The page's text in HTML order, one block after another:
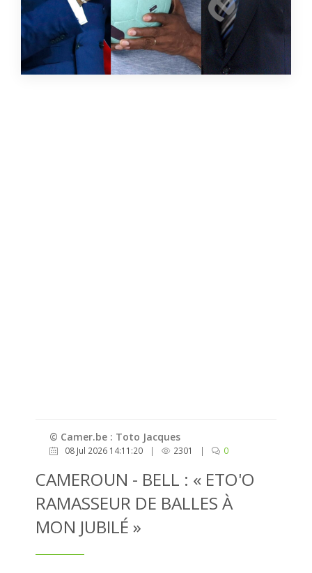
© Camer.be : Toto Jacques
08 Jul 2026 14:11:20 | 2301 | 0
CAMEROUN - BELL : « ETO'O
RAMASSEUR DE BALLES À
MON JUBILÉ »